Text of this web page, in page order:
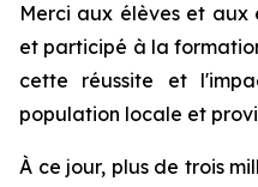
Merci aux élèves et aux
et participé à la
cette réussite et
population locale et
À ce jour, plus de trois